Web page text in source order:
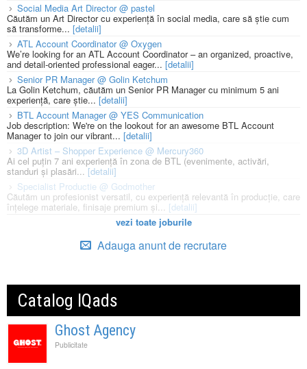
Social Media Art Director @ pastel
Căutăm un Art Director cu experiență în social media, care să știe cum
să transforme... [detalii]
ATL Account Coordinator @ Oxygen
We’re looking for an ATL Account Coordinator – an organized, proactive,
and detail-oriented professional eager... [detalii]
Senior PR Manager @ Golin Ketchum
La Golin Ketchum, căutăm un Senior PR Manager cu minimum 5 ani
experiență, care știe... [detalii]
BTL Account Manager @ YES Communication
Job description: We're on the lookout for an awesome BTL Account
Manager to join our vibrant... [detalii]
3D Artist – Shopper Experience @ Mercury360
Ai cel puțin 7 ani experiență în zona de BTL (evenimente, activări,
standuri și plasări... [detalii]
Specialist Productie @ Godmother
Căutăm un profesionist versatil, cu experiență relevantă în producție, care
înțelege materiale, finisaje premium și... [detalii]
vezi toate joburile
Adauga anunt de recrutare
Catalog IQads
Ghost Agency
Publicitate